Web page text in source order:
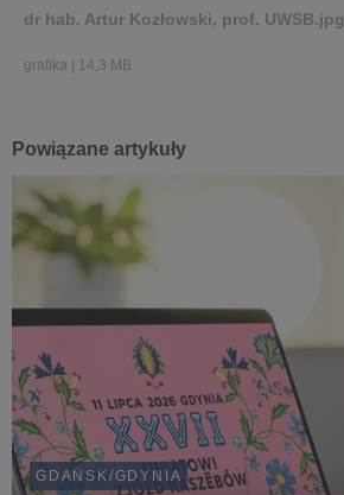
dr hab. Artur Kozłowski, prof. UWSB.jpg
grafika 14,3 MB
Powiązane artykuły
GDAŃSK/GDYNIA